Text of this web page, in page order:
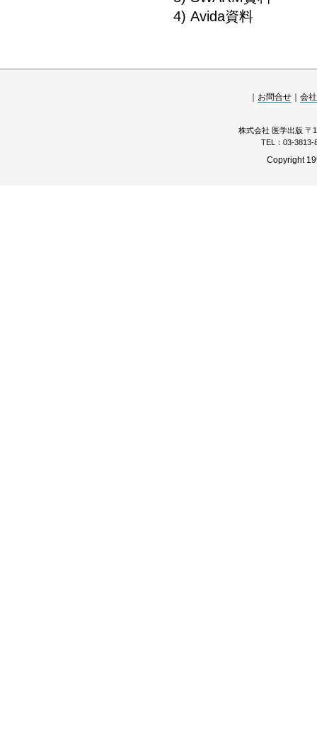
4) Avida資料
お問合せ 会
株式会社 医学出版 〒
TEL：03-3813-
Copyright